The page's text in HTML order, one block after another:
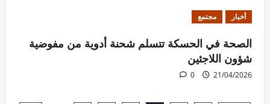
أخبار مجتمع
الصحة في الحسكة تتسلم شحنة أدوية من مفوضية
شؤون اللاجئين
21/04/2026
0